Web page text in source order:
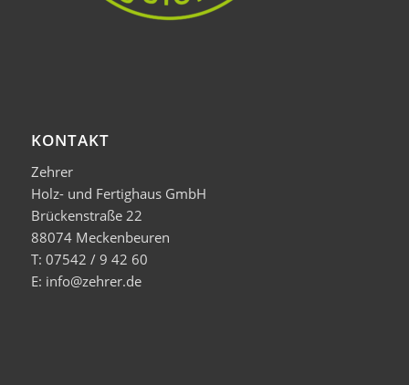
KONTAKT
Zehrer
Holz- und Fertighaus GmbH
Brückenstraße 22
88074 Meckenbeuren
T: 07542 / 9 42 60
E: info@zehrer.de